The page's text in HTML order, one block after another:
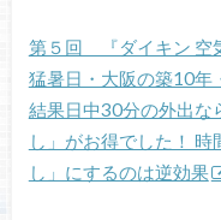
第５回 『ダイキン 空
猛暑日・大阪の築10年
結果日中30分の外出な
し」がお得でした！
し」にするのは逆効果